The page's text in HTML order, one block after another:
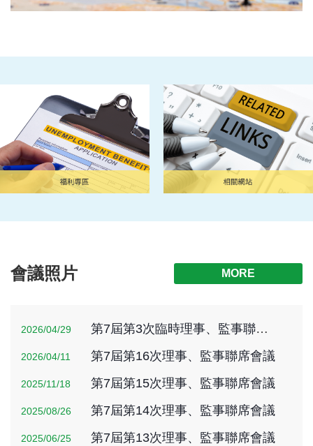
會議照片 MORE
2026/04/29 第7屆第3次臨時理事、監事聯席會議
2026/04/11 第7屆第16次理事、監事聯席會議
2025/11/18 第7屆第15次理事、監事聯席會議
2025/08/26 第7屆第14次理事、監事聯席會議
2025/06/25 第7屆第13次理事、監事聯席會議